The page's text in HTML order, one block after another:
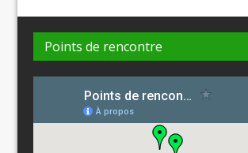
Points de rencontre